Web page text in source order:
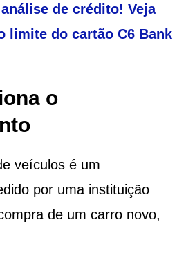
de crédito! Veja
limite do cartão C6 Bank
o
veículos é um
por uma instituição
de um carro novo,